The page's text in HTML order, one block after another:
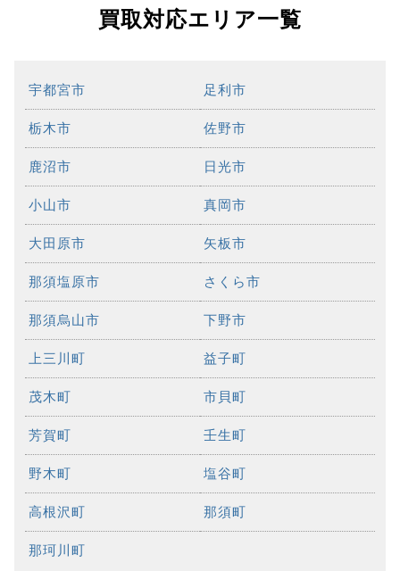
買取対応エリア一覧
宇都宮市 足利市
栃木市 佐野市
鹿沼市 日光市
小山市 真岡市
大田原市 矢板市
那須塩原市 さくら市
那須烏山市 下野市
上三川町 益子町
茂木町 市貝町
芳賀町 壬生町
野木町 塩谷町
高根沢町 那須町
那珂川町